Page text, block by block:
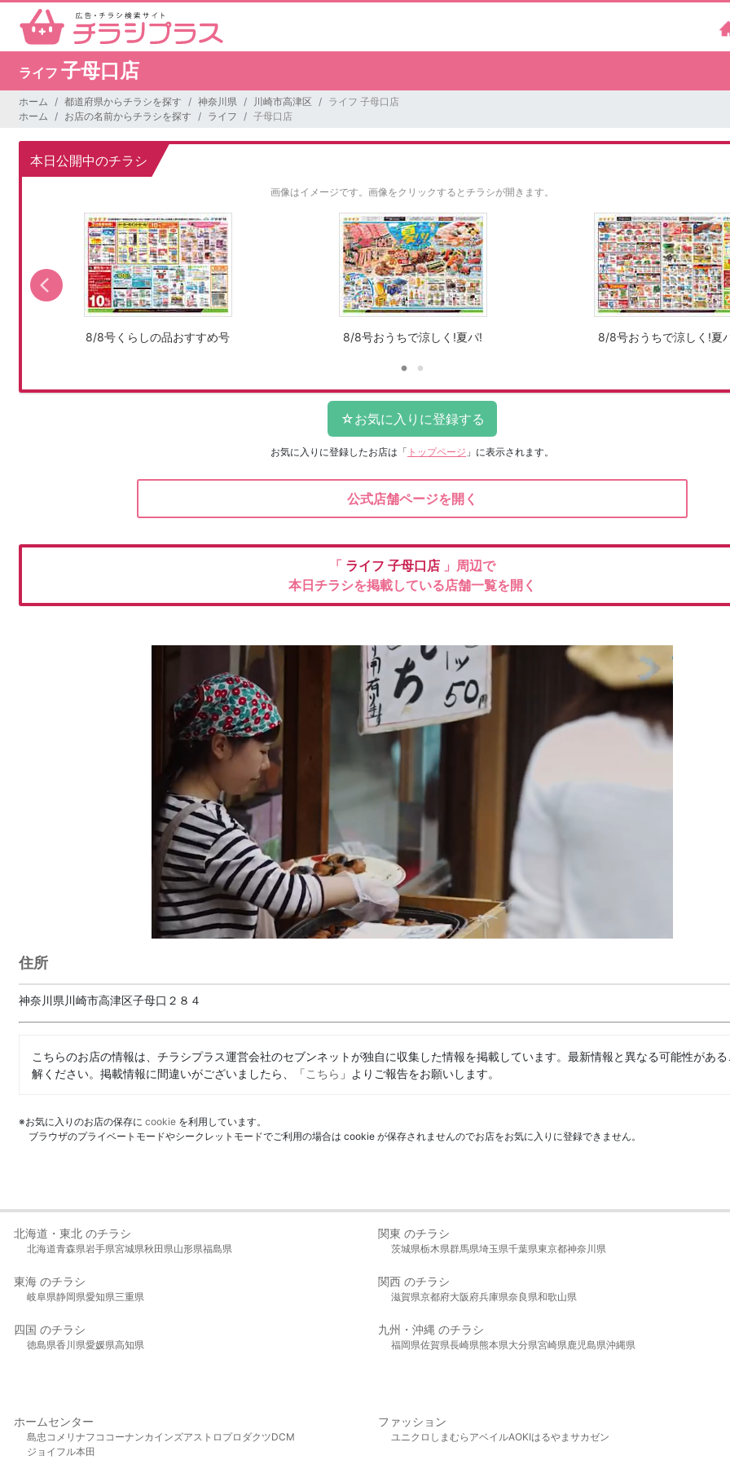
ライフ 子母口店
ホーム 都道府県からチラシを探す 神奈川県 川崎市高津区
ライフ 子母口店
ホーム
お店の名前からチラシを探す ライフ 子母口店
本日公開中のチラシ
画像はイメージです。 画像をクリックするとチラシが開きます。
8/8号くらしの品おすすめ号 8/8号おうちで涼しく!夏パ! 8/8号おうちで涼しく!夏
お気に入りに登録したお店は 「 トップページ 」に表示されます。
公式店舗ページを開く
「 ライフ 子母口店 」周辺で
本日チラシを掲載している店舗一覧を開く
住所
神奈川県川崎市高津区子母口２８４
こちらのお店の情報は、チラシプラス運営会社のセブンネットが独自に収集した情報を掲載しています。最新情報と異なる可能性があ
解ください。掲載情報に間違いがございましたら、「こちら 」よりご報告をお願いします。
※お気に入りのお店の保存に cookie を利用しています。
ブラウザのプライベートモードやシークレットモードでご利用の場合は cookie が保存されませんのでお店をお気に入りに登録できません。
北海道・東北 のチラシ
北海道青森県岩手県宮城県秋田県山形県福島県
関東 のチラシ
茨城県栃木県群馬県埼玉県千葉県東京都神奈川県
東海 のチラシ
岐阜県静岡県愛知県三重県
関西 のチラシ
滋賀県京都府大阪府兵庫県奈良県和歌山県
四国 のチラシ
徳島県香川県愛媛県高知県
九州・沖縄 のチラシ
福岡県佐賀県長崎県熊本県大分県宮崎県鹿児島県沖縄県
ホームセンター
島忠 コメリ ナフコ コーナンカインズアストロプロダクツDCM
ジョイフル本田
ファッション
ユニクロ しまむら アベイルAOKIはるやま サカゼン